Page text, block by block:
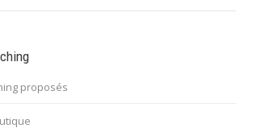
proposés